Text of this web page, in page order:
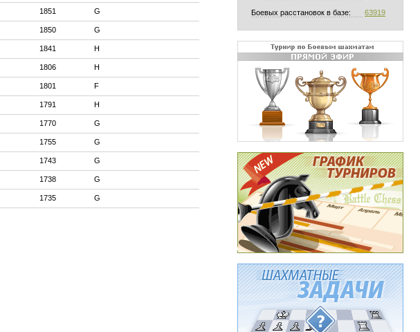
1851 G
1850 G
1841 H
1806 H
1801 F
1791 H
1770 G
1755 G
1743 G
1738 G
1735 G
Боевых расстановок в базе: 63919